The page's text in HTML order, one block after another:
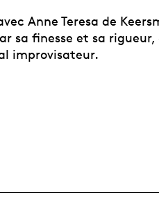
Anne Teresa de
sa finesse et sa
improvisateur.